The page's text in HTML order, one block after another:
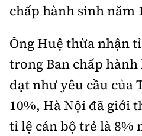
chấp hành sinh năm
Ông Huệ thừa nhận
trong Ban chấp
đạt như yêu cầu của
10%, Hà Nội đã giới
tỉ lệ cán bộ trẻ là 8%